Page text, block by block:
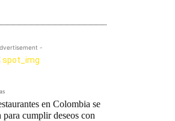
-
en Colombia se
para cumplir deseos con